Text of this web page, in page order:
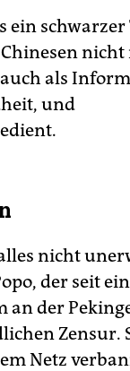
schwarzer
als
und
nicht
der seit
an der
Zensur.
Netz